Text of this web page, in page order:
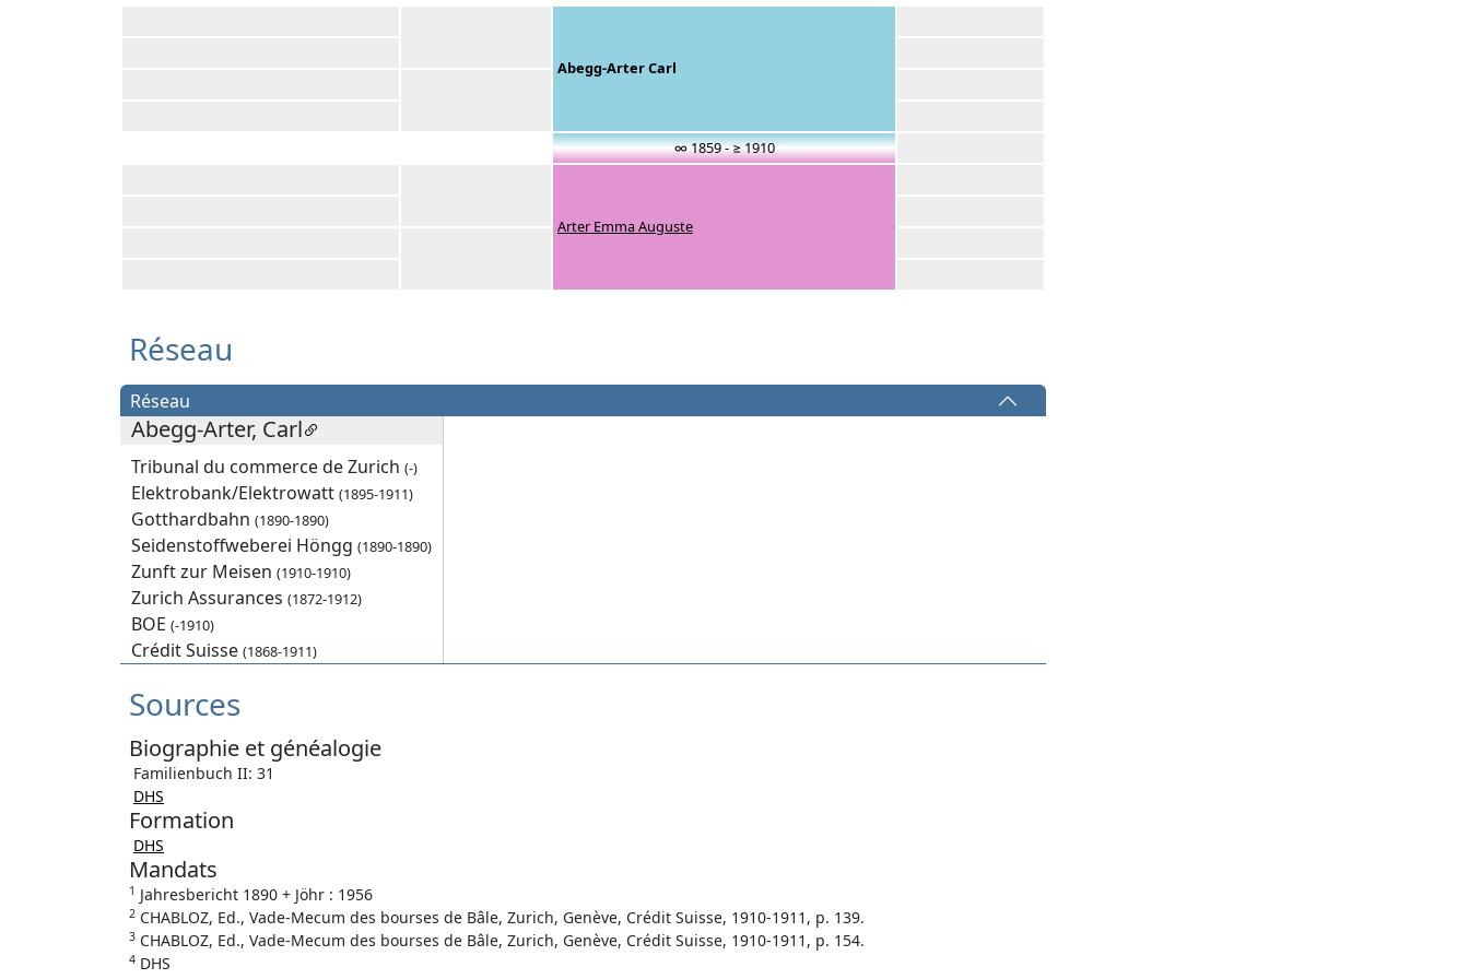
Abegg-Arter Carl
∞ 1859 - ≥ 1910
Arter Emma Auguste
Réseau
Réseau
Abegg-Arter, Carl
Tribunal du commerce de Zurich (-)
Elektrobank/Elektrowatt (1895-1911)
Gotthardbahn (1890-1890)
Seidenstoffweberei Höngg (1890-1890)
Zunft zur Meisen (1910-1910)
Zurich Assurances (1872-1912)
BOE (-1910)
Crédit Suisse (1868-1911)
Sources
Biographie et généalogie
Familienbuch II: 31
DHS
Formation
DHS
Mandats
1 Jahresbericht 1890 + Jöhr : 1956
2 CHABLOZ, Ed., Vade-Mecum des bourses de Bâle, Zurich, Genève, Crédit Suisse, 1910-1911, p. 139.
3 CHABLOZ, Ed., Vade-Mecum des bourses de Bâle, Zurich, Genève, Crédit Suisse, 1910-1911, p. 154.
4 DHS